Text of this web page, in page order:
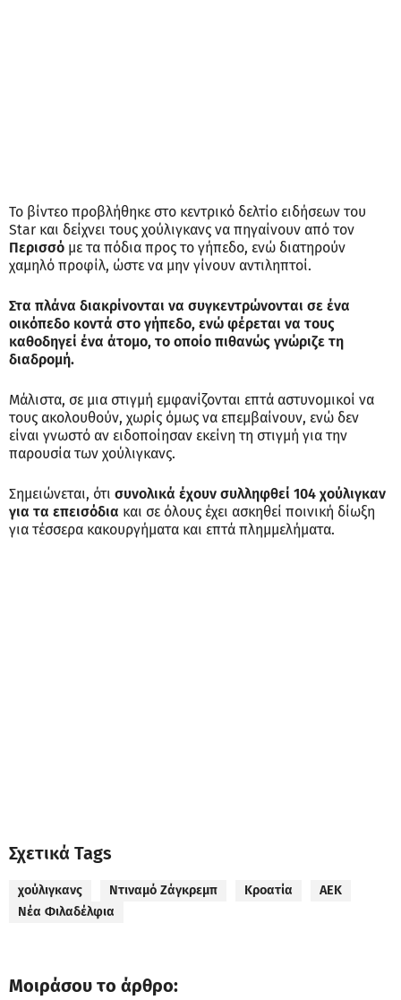
Το βίντεο προβλήθηκε στο κεντρικό δελτίο ειδήσεων του
Star και δείχνει τους χούλιγκανς να πηγαίνουν από τον
Περισσό με τα πόδια προς το γήπεδο, ενώ διατηρούν
χαμηλό προφίλ, ώστε να μην γίνουν αντιληπτοί.
Στα πλάνα διακρίνονται να συγκεντρώνονται σε ένα
οικόπεδο κοντά στο γήπεδο, ενώ φέρεται να τους
καθοδηγεί ένα άτομο, το οποίο πιθανώς γνώριζε τη
διαδρομή.
Μάλιστα, σε μια στιγμή εμφανίζονται επτά αστυνομικοί να
τους ακολουθούν, χωρίς όμως να επεμβαίνουν, ενώ δεν
είναι γνωστό αν ειδοποίησαν εκείνη τη στιγμή για την
παρουσία των χούλιγκανς.
Σημειώνεται, ότι συνολικά έχουν συλληφθεί 104 χούλιγκαν
για τα επεισόδια και σε όλους έχει ασκηθεί ποινική δίωξη
για τέσσερα κακουργήματα και επτά πλημμελήματα.
Σχετικά Tags
χούλιγκανς Ντιναμό Ζάγκρεμπ Κροατία
ΑΕΚ
Νέα Φιλαδέλφια
Μοιράσου το άρθρο: